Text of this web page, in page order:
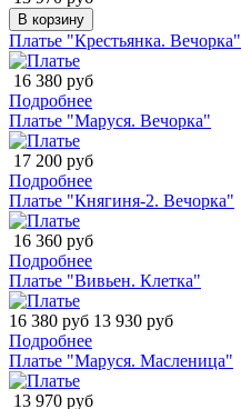
В корзину
Платье "Крестьянка. Вечорка"
16 380 руб
Подробнее
Платье "Маруся. Вечорка"
17 200 руб
Подробнее
Платье "Княгиня-2. Вечорка"
16 360 руб
Подробнее
Платье "Вивьен. Клетка"
16 380 руб 13 930 руб
Подробнее
Платье "Маруся. Масленица"
13 970 руб